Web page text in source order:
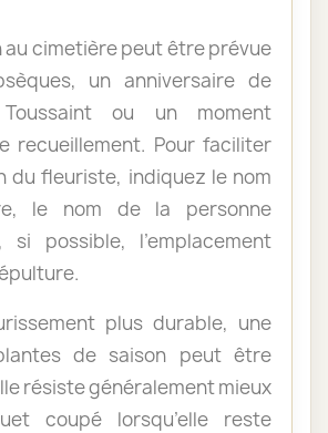
au cimetière peut être prévue
un anniversaire de
ou un moment
recueillement. Pour faciliter
du fleuriste, indiquez le nom
le nom de la personne
si possible, l’emplacement
plus durable, une
de saison peut être
résiste généralement mieux
coupé lorsqu’elle reste